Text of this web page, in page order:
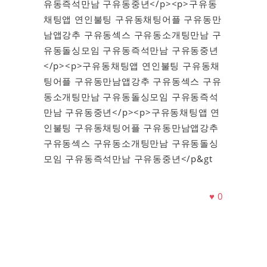
유동즉석만남 구유동중년</p><p>구유동
채팅앱 연인불팅 구유동채팅어플 구유동만
남앱강추 구유동섹스 구유동소개팅만남 구
유동돌싱모임 구유동즉석만남 구유동중년
</p><p>구유동채팅앱 연인불팅 구유동채
팅어플 구유동만남앱강추 구유동섹스 구유
동소개팅만남 구유동돌싱모임 구유동즉석
만남 구유동중년</p><p>구유동채팅앱 연
인불팅 구유동채팅어플 구유동만남앱강추
구유동섹스 구유동소개팅만남 구유동돌싱
모임 구유동즉석만남 구유동중년</p&gt
♥0